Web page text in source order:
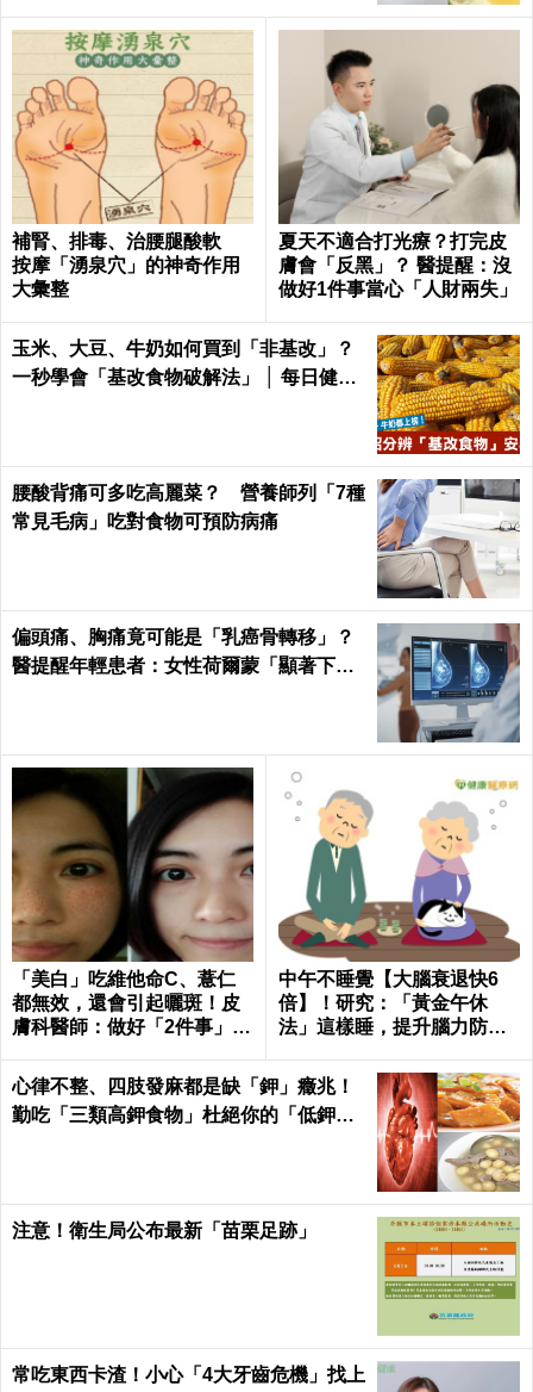
補腎、排毒、治腰腿酸軟
按摩「湧泉穴」的神奇作用
大彙整
夏天不適合打光療？打完皮
膚會「反黑」？ 醫提醒：沒
做好1件事當心「人財兩失」
玉米、大豆、牛奶如何買到「非基改」？
一秒學會「基改食物破解法」 │ 每日健康
腰酸背痛可多吃高麗菜？ 營養師列「7種
常見毛病」吃對食物可預防病痛
偏頭痛、胸痛竟可能是「乳癌骨轉移」？
醫提醒年輕患者：女性荷爾蒙「顯著下
「美白」吃維他命C、薏仁
都無效，還會引起曬斑！皮
膚科醫師：做好「2件事」最
中午不睡覺【大腦衰退快6
倍】！研究：「黃金午休
法」這樣睡，提升腦力防癡
心律不整、四肢發麻都是缺「鉀」癥兆！
勤吃「三類高鉀食物」杜絕你的「低鉀」
注意！衛生局公布最新「苗栗足跡」
常吃東西卡渣！小心「4大牙齒危機」找上